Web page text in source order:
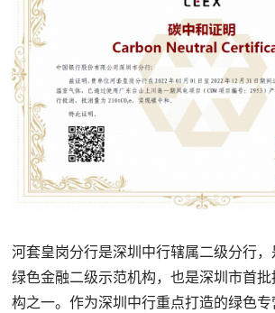
河套皇岗分行是深圳中行辖属二级分行
绿色金融二级示范机构，也是深圳市首
构之一。作为深圳中行重点打造的绿色